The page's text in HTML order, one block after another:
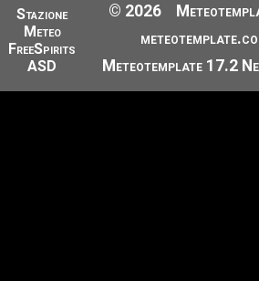
Stazione
Meteo
FreeSpirits
ASD
© 2026
Meteotemplate 17.2